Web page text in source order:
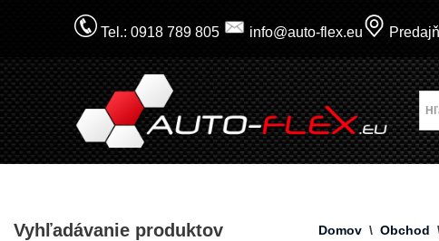
na
obsah
Tel.: 0918 789 805 info@auto-flex.eu
Vyhľadávanie produktov Domov \ Obchod